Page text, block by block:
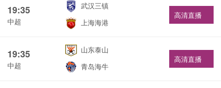
19:35
中超
武汉三镇
上海海港
高清直播
19:35
中超
山东泰山
青岛海牛
高清直播